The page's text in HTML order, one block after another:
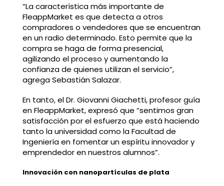
“La característica más importante de
FleappMarket es que detecta a otros
compradores o vendedores que se encuentran
en un radio determinado. Esto permite que la
compra se haga de forma presencial,
agilizando el proceso y aumentando la
confianza de quienes utilizan el servicio”,
agrega Sebastián Salazar.
En tanto, el Dr. Giovanni Giachetti, profesor guía
en FleappMarket, expresó que “sentimos gran
satisfacción por el esfuerzo que está haciendo
tanto la universidad como la Facultad de
Ingeniería en fomentar un espíritu innovador y
emprendedor en nuestros alumnos”.
Innovación con nanopartículas de plata